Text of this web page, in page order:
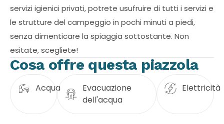
servizi igienici privati, potrete usufruire di tutti i servizi e
le strutture del campeggio in pochi minuti a piedi,
senza dimenticare la spiaggia sottostante. Non
esitate, scegliete!
Cosa offre questa piazzola
Acqua
Evacuazione
dell'acqua
Elettricità